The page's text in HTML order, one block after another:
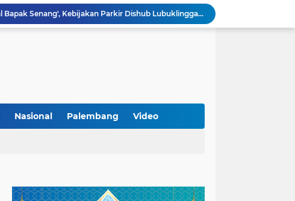
Lantik Pejabat Baru, JM Bupati Empat Lawang: Jabatan Adalah Amanah, Segera Berinovasi Demi Empat Lawang MADANI!
KAMMI Muratara Dukung MUI dalam Upaya Penegakan Hukum terhadap Aktivitas LGBT
Tingkatkan Kualitas Insan Pers, PWI Musi Rawas Gelar Pelatihan Jurnalistik Berbasis Kompetensi dan Storytelling.
Nasional Palembang Video